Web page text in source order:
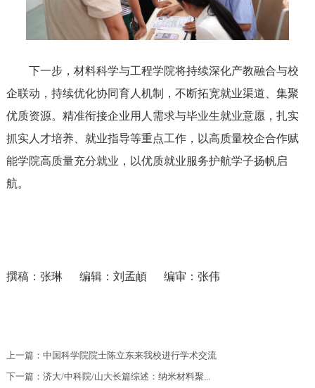
下一步，材料科学与工程学院将持续深化产教融合与校
企联动，持续优化协同育人机制，不断拓宽就业渠道、集聚
优质资源。精准衔接企业用人需求与毕业生就业意愿，扎实
抓实人才培养、就业指导等重点工作，以高质量校企合作赋
能学院高质量充分就业，以优质就业服务护航学子扬帆启
航。
撰稿：张琳 编辑：刘孟頔 编审：张伟
上一篇： 中国科学院院士陈立东来我校进行学术交流
下一篇： 济大/中科院/山大长篇综述：纳米材料聚...